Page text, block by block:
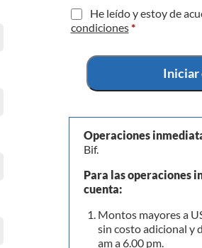
He leído y estoy de
condiciones*
Iniciar
Operaciones
Bif.
Para las operaciones
cuenta:
Montos mayores a
sin costo adicional y
am a 6.00 pm.